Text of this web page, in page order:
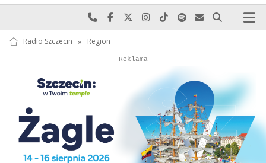
Najlepiej po prostu do nas zadzwoń
Odwiedź nas na Facebook-u
Odwiedź nas na X
Odwiedź nas na Instagram-ie
Odwiedź nas na TikTok-u
Szukaj nas na Spotify
Wyślij do nas
Szukaj
Radio Szczecin » Region
Autopromocja
Reklama